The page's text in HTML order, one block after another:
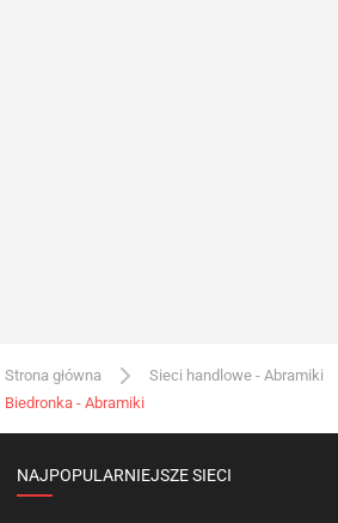
Strona główna Sieci handlowe - Abramiki
Biedronka - Abramiki
NAJPOPULARNIEJSZE SIECI